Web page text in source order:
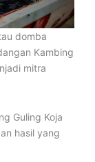
domba
Kambing
mitra
Guling Koja
hasil yang